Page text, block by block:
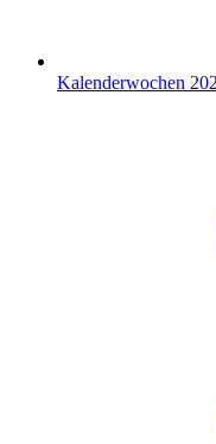
Kalenderwochen